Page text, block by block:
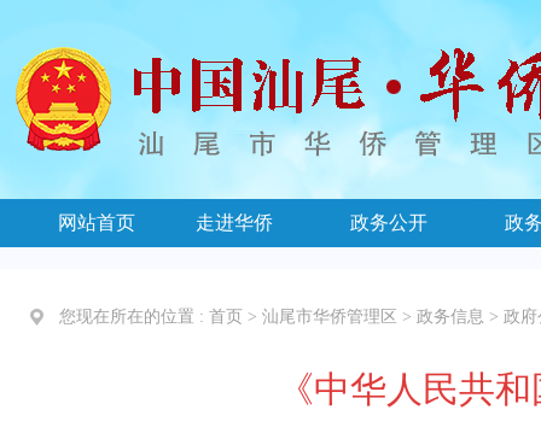
网站首页 走进华侨 政务公开 政
您现在所在的位置 : 首页 > 汕尾市华侨管理区 > 政务信息 > 政府
《中华人民共